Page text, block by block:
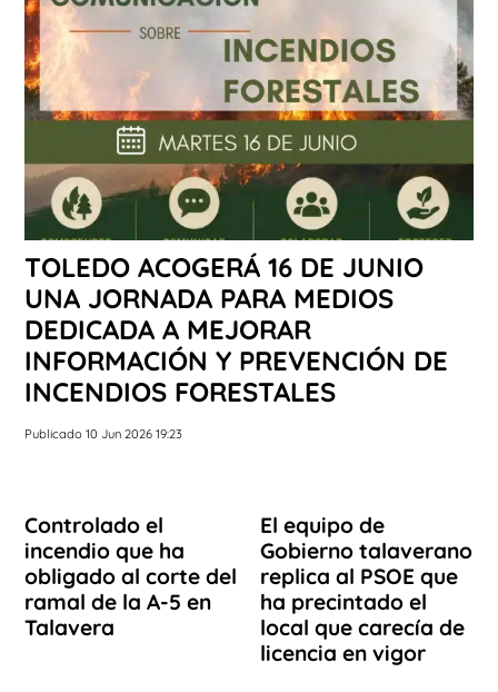
TOLEDO ACOGERÁ 16 DE JUNIO
UNA JORNADA PARA MEDIOS
DEDICADA A MEJORAR
INFORMACIÓN Y PREVENCIÓN DE
INCENDIOS FORESTALES
Publicado 10 Jun 2026 19:23
Controlado el
incendio que ha
obligado al corte del
ramal de la A-5 en
Talavera
El equipo de
Gobierno talaverano
replica al PSOE que
ha precintado el
local que carecía de
licencia en vigor